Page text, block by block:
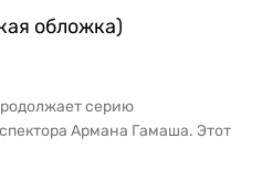
обложка)
серию
Армана Гамаша. Этот